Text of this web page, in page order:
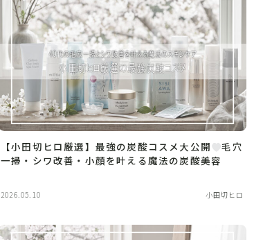
【小田切ヒロ厳選】最強の炭酸コスメ大公開
毛穴
一掃・シワ改善・小顔を叶える魔法の炭酸美容
2026.05.10 小田切ヒロ